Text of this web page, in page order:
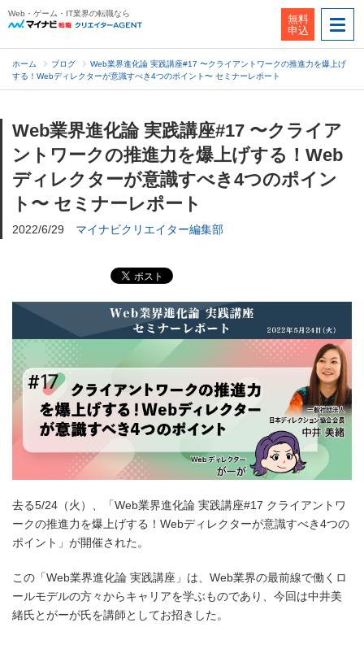
Web・ゲーム・IT業界の転職なら
無料
申込
ホーム ブログ
Web業界進化論 実践講座#17 〜クライアントワークの推進力を爆上げ
する！Webディレクターが意識すべき4つのポイント〜 セミナーレポート
Web業界進化論 実践講座#17 〜クライア
ントワークの推進力を爆上げする！Web
ディレクターが意識すべき4つのポイン
ト〜 セミナーレポート
2022/6/29 マイナビクリエイター編集部
去る5/24（火）、「Web業界進化論 実践講座#17 クライアントワ
ークの推進力を爆上げする！Webディレクターが意識すべき4つの
ポイント」が開催された。
この「Web業界進化論 実践講座」は、Web業界の最前線で働くロ
ールモデルの方々からキャリアを学ぶものであり、今回は中井美
緒氏とがーが氏を講師としてお招きした。